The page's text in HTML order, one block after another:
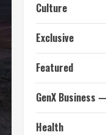
Culture
Exclusive
Featured
GenX Business
Health